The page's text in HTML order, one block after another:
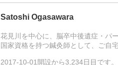
Satoshi Ogasawara
花見川を中心に、脳卒中後遺症・パ
国家資格を持つ鍼灸師として、ご自
2017-10-01開設から3,234日目です。